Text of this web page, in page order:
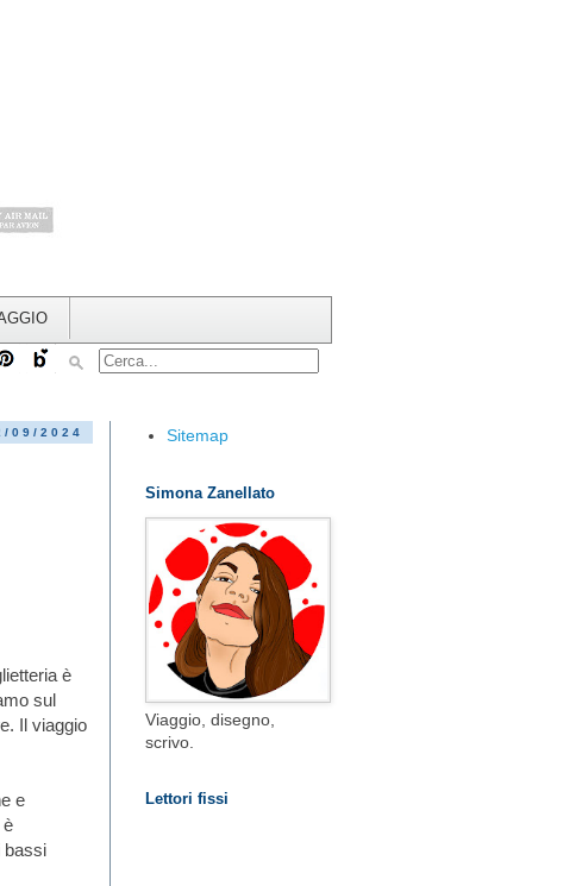
09/2024
è
sul
Il viaggio
e
è
bassi
Sitemap
Simona Zanellato
Viaggio, disegno,
scrivo.
Lettori fissi